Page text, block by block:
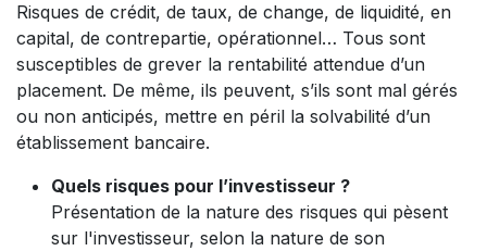
Risques de crédit, de taux, de change, de liquidité, en
capital, de contrepartie, opérationnel… Tous sont
susceptibles de grever la rentabilité attendue d’un
placement. De même, ils peuvent, s’ils sont mal gérés
ou non anticipés, mettre en péril la solvabilité d’un
établissement bancaire.
Quels risques pour l’investisseur ?
Présentation de la nature des risques qui pèsent
sur l'investisseur, selon la nature de son